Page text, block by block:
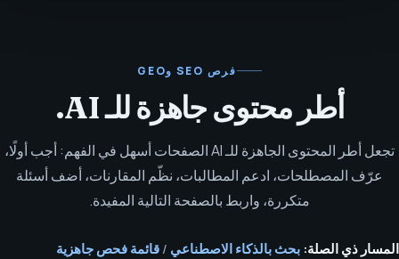
فرص SEO وGEO
أطر محتوى جاهزة للـ AI.
تجعل أطر المحتوى الجاهزة للـ AI الصفحات أسهل في الفهم: أجب أولًا،
عرّف المصطلحات، ادعم المطالبات، نظّم المقارنات، أضف أسئلة
متكررة، واربط بالصفحة التالية المفيدة.
المسار ذي الصلة: بحث بالذكاء الاصطناعي / قائمة فحص جاهزية